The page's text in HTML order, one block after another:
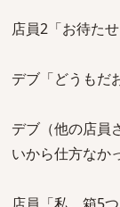
店員2「お待た
デブ「どうもだ
デブ（他の店員
いから仕方なか